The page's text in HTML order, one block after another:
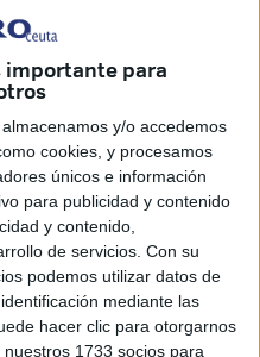
importante para
almacenamos y/o accedemos
cookies, y procesamos
únicos e información
para publicidad y contenido
y contenido,
de servicios. Con su
podemos utilizar datos de
mediante las
hacer clic para otorgarnos
1733 socios para
existe. El preso sin nariz,
ocurrió después pertenece
se vuelve cuento y el
el museo data de
españoles y